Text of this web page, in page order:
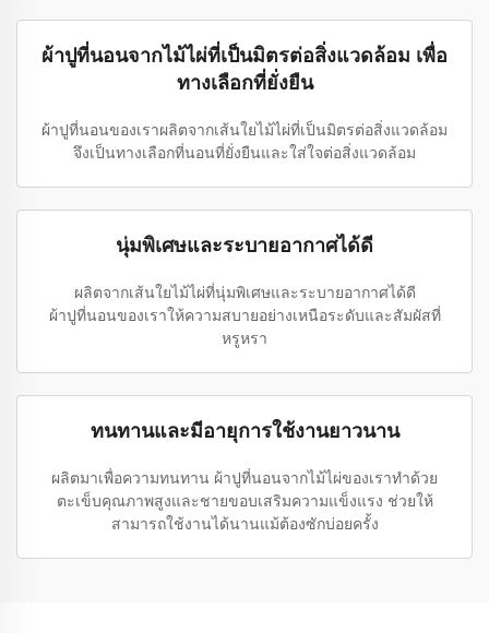
ผ้าปูที่นอนจากไม้ไผ่ที่เป็นมิตรต่อสิ่งแวดล้อม เพื่อ
ทางเลือกที่ยั่งยืน
ผ้าปูที่นอนของเราผลิตจากเส้นใยไม้ไผ่ที่เป็นมิตรต่อสิ่งแวดล้อม
จึงเป็นทางเลือกที่นอนที่ยั่งยืนและใส่ใจต่อสิ่งแวดล้อม
นุ่มพิเศษและระบายอากาศได้ดี
ผลิตจากเส้นใยไม้ไผ่ที่นุ่มพิเศษและระบายอากาศได้ดี
ผ้าปูที่นอนของเราให้ความสบายอย่างเหนือระดับและสัมผัสที่
หรูหรา
ทนทานและมีอายุการใช้งานยาวนาน
ผลิตมาเพื่อความทนทาน ผ้าปูที่นอนจากไม้ไผ่ของเราทำด้วย
ตะเข็บคุณภาพสูงและชายขอบเสริมความแข็งแรง ช่วยให้
สามารถใช้งานได้นานแม้ต้องซักบ่อยครั้ง